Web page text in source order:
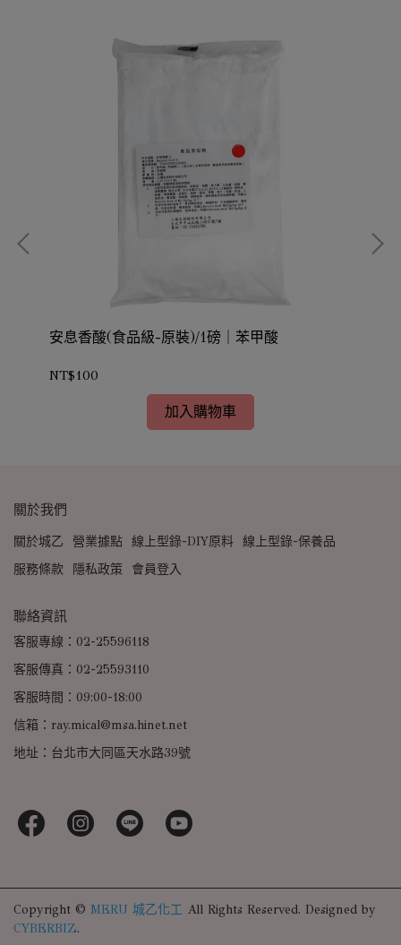
安息香酸(食品級-原裝)/1磅｜苯甲酸
NT$100
加入購物車
關於我們
關於城乙 營業據點 線上型錄-DIY原料 線上型錄-保養品
服務條款
隱私政策 會員登入
聯絡資訊
客服專線：02-25596118
客服傳真：02-25593110
客服時間：09:00-18:00
信箱：ray.mical@msa.hinet.net
地址：台北市大同區天水路39號
Copyright © MERU 城乙化工 All Rights Reserved. Designed by
CYBERBIZ.